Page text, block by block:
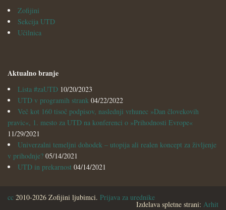
Zofijini
Sekcija UTD
Učilnica
Aktualno branje
Lista #zaUTD 10/20/2023
UTD v programih strank 04/22/2022
Več kot 160 tisoč podpisov, naslednji vrhunec »Dan človekovih
pravic«, 1. mesto za UTD na konferenci o »Prihodnosti Evrope«
11/29/2021
Univerzalni temeljni dohodek – utopija ali realen koncept za življenje
v prihodnje? 05/14/2021
UTD in prekarnost 04/14/2021
cc 2010-2026 Zofijini ljubimci. Prijava za urednike
Izdelava spletne strani: Arhit